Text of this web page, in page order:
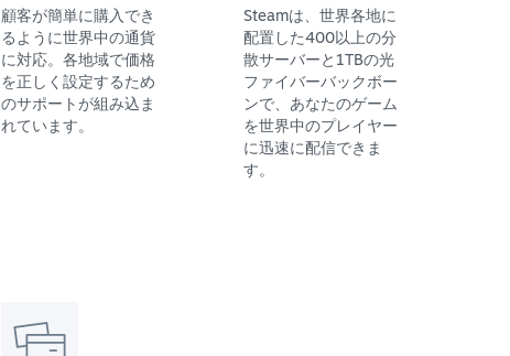
顧客が簡単に購入でき
るように世界中の通貨
に対応。各地域で価格
を正しく設定するため
のサポートが組み込ま
れています。
Steamは、世界各地に
配置した400以上の分
散サーバーと1TBの光
ファイバーバックボー
ンで、あなたのゲーム
を世界中のプレイヤー
に迅速に配信できま
す。